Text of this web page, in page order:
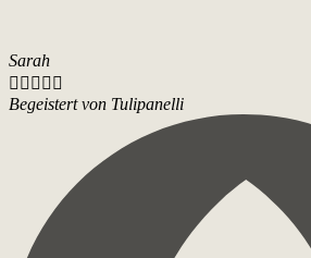
Sarah
    
Begeistert von Tulipanelli